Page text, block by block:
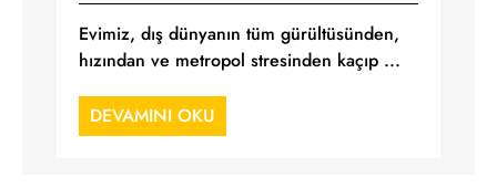
Evimiz, dış dünyanın tüm gürültüsünden,
hızından ve metropol stresinden kaçıp ...
DEVAMINI OKU